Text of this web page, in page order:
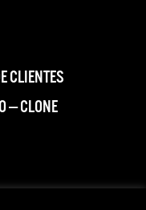
CLIENTES
— CLONE